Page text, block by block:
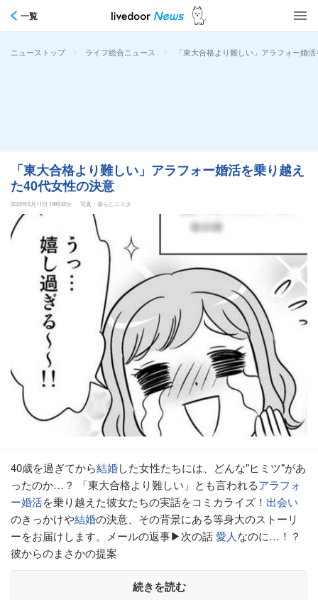
一覧
ニューストップ > ライフ総合ニュース > 「東大合格より難しい」アラフォー婚
「東大合格より難しい」アラフォー婚活を乗り越え
た40代女性の決意
2025年6月11日 19時32分 写真：暮らしニスタ
40歳を過ぎてから結婚した女性たちには、どんな"ヒミツ"があ
ったのか…？ 「東大合格より難しい」とも言われるアラフォ
ー婚活を乗り越えた彼女たちの実話をコミカライズ！ 出会い
のきっかけや結婚の決意、その背景にある等身大のストーリ
ーをお届けします。メールの返事▶次の話愛人なのに…！？
彼からのまさかの提案
続きを読む